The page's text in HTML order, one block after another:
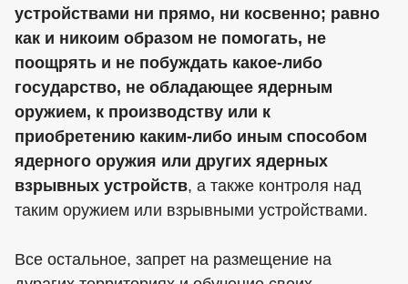
устройствами ни прямо, ни косвенно; равно
как и никоим образом не помогать, не
поощрять и не побуждать какое-либо
государство, не обладающее ядерным
оружием, к производству или к
приобретению каким-либо иным способом
ядерного оружия или других ядерных
взрывных устройств, а также контроля над
таким оружием или взрывными устройствами.
Все остальное, запрет на размещение на